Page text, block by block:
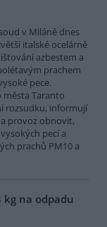
v Miláně dnes
italské ocelárně
azbestem a
prachem
pece.
města Taranto
rozsudku, informují
provoz obnovit,
pecí a
prachů PM10 a
kg na odpadu